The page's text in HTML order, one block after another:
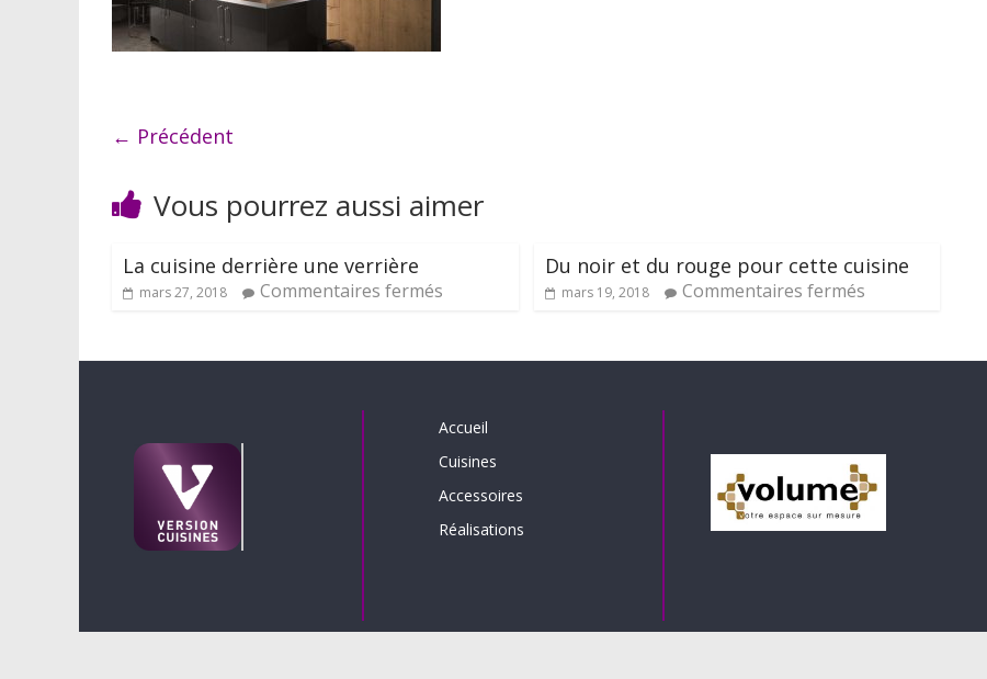
← Précédent
Vous pourrez aussi aimer
La cuisine derrière une verrière
mars 27, 2018 Commentaires fermés
Du noir et du rouge pour cette cuisine
mars 19, 2018 Commentaires fermés
Accueil
Cuisines
Accessoires
Réalisations